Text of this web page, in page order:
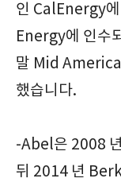
인 CalEnergy
Energy에 인수
말 Mid
했습니다.
-Abel은 2008
뒤 2014 년